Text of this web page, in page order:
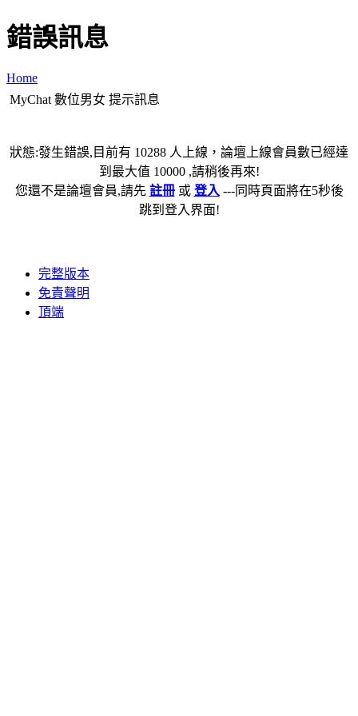
錯誤訊息
Home
MyChat 數位男女 提示訊息
狀態:發生錯誤,目前有 10288 人上線，論壇上線會員數已經達
到最大值 10000 ,請稍後再來!
您還不是論壇會員,請先 註冊或 登入 ---同時頁面將在5秒後
跳到登入界面!
完整版本
免責聲明
頂端